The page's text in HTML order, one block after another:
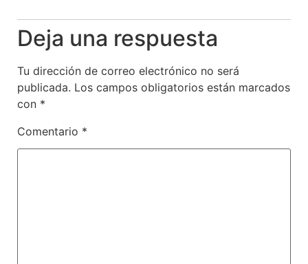
Deja una respuesta
Tu dirección de correo electrónico no será
publicada. Los campos obligatorios están marcados
con *
Comentario *